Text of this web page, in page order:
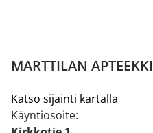
MARTTILAN APTEEKKI
Katso sijainti kartalla
Käyntiosoite: